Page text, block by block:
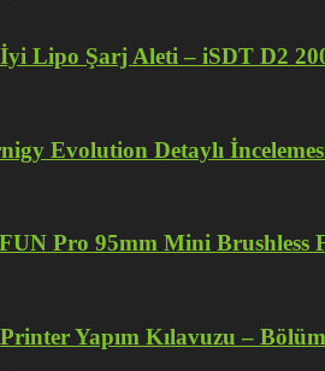
Lipo Şarj Aleti – iSDT D2
Evolution Detaylı
Pro 95mm Mini Brushless
Yapım Kılavuzu –